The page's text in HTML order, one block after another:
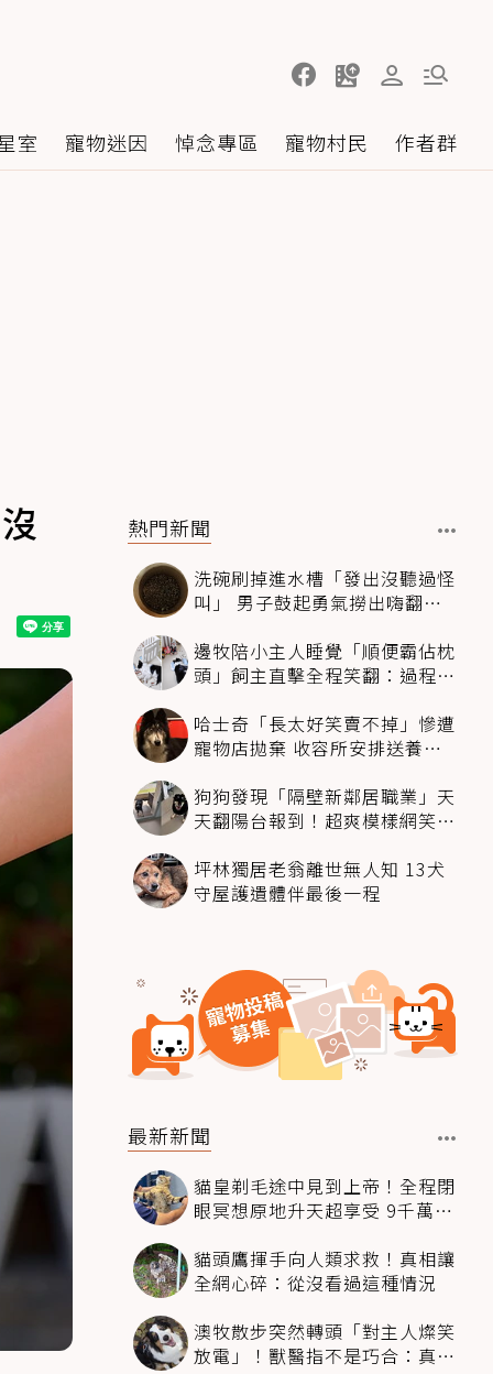
室 寵物迷因 悼念專區 寵物村民 作者群
熱門新聞
洗碗刷掉進水槽「發出沒聽過怪
叫」 男子鼓起勇氣撈出嗨翻：
邊牧陪小主人睡覺「順便霸佔枕
頭」飼主直擊全程笑翻：過程絲
哈士奇「長太好笑賣不掉」慘遭
寵物店拋棄 收容所安排送養活
狗狗發現「隔壁新鄰居職業」天
天翻陽台報到！超爽模樣網笑
坪林獨居老翁離世無人知 13犬
守屋護遺體伴最後一程
最新新聞
貓皇剃毛途中見到上帝！全程閉
眼冥想原地升天超享受 9千萬人
貓頭鷹揮手向人類求救！真相讓
全網心碎：從沒看過這種情況
澳牧散步突然轉頭「對主人燦笑
放電」！獸醫指不是巧合：真相